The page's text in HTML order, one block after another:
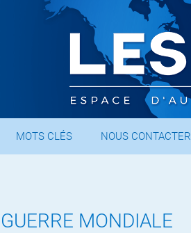
MOTS CLÉS NOUS CONTACTER
GUERRE MONDIALE